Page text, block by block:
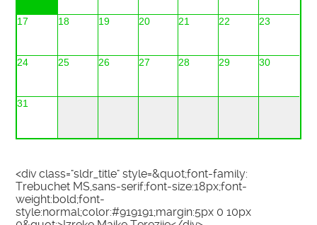
17 18 19 20 21 22 23
24 25 26 27 28 29 30
31
<div class="sldr_title" style=&quot;font-family:
Trebuchet MS,sans-serif;font-size:18px;font-
weight:bold;font-
style:normal;color:#919191;margin:5px 0 10px